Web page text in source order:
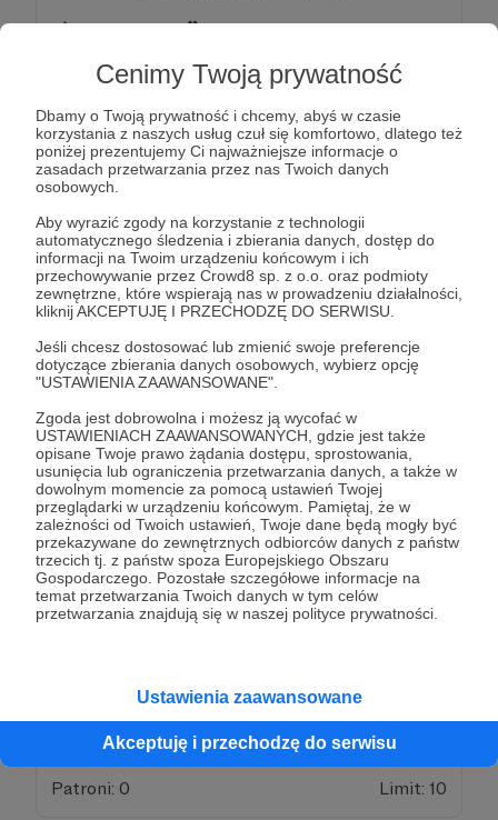
Cenimy Twoją prywatność
Dbamy o Twoją prywatność i chcemy, abyś w czasie
korzystania z naszych usług czuł się komfortowo, dlatego też
poniżej prezentujemy Ci najważniejsze informacje o
zasadach przetwarzania przez nas Twoich danych
osobowych.
Aby wyrazić zgody na korzystanie z technologii
automatycznego śledzenia i zbierania danych, dostęp do
informacji na Twoim urządzeniu końcowym i ich
przechowywanie przez Crowd8 sp. z o.o. oraz podmioty
zewnętrzne, które wspierają nas w prowadzeniu działalności,
kliknij AKCEPTUJĘ I PRZECHODZĘ DO SERWISU.
Jeśli chcesz dostosować lub zmienić swoje preferencje
dotyczące zbierania danych osobowych, wybierz opcję
"USTAWIENIA ZAAWANSOWANE".
Zgoda jest dobrowolna i możesz ją wycofać w
USTAWIENIACH ZAAWANSOWANYCH, gdzie jest także
opisane Twoje prawo żądania dostępu, sprostowania,
usunięcia lub ograniczenia przetwarzania danych, a także w
dowolnym momencie za pomocą ustawień Twojej
przeglądarki w urządzeniu końcowym. Pamiętaj, że w
zależności od Twoich ustawień, Twoje dane będą mogły być
przekazywane do zewnętrznych odbiorców danych z państw
trzecich tj. z państw spoza Europejskiego Obszaru
Gospodarczego. Pozostałe szczegółowe informacje na
temat przetwarzania Twoich danych w tym celów
przetwarzania znajdują się w naszej polityce prywatności.
Ustawienia zaawansowane
Akceptuję i przechodzę do serwisu
🍹 50zł to już coś! 🎥
naszą twórczość!
Wiele to dla nas znaczy.
Patroni: 1
100 zł miesięcznie
📷 WYBOROWY PATRON PEŁNOKLATKOWY 📷
🥉💯 To już poważna kwota, która realnie wpływa na
funkcjonowanie naszego kanału❗️
Jesteśmy Ci niezmiernie wdzięczni za Twoje wsparcie!
Patroni: 0 Limit: 15
200 zł miesięcznie
📷 WYBOROWY MECENAS ŚREDNIOFORMATOWY
Taka kwota jest już konkretnym wsparciem naszej
Bardzo dziękujemy, że jesteś z nami!
Patroni: 0 Limit: 10